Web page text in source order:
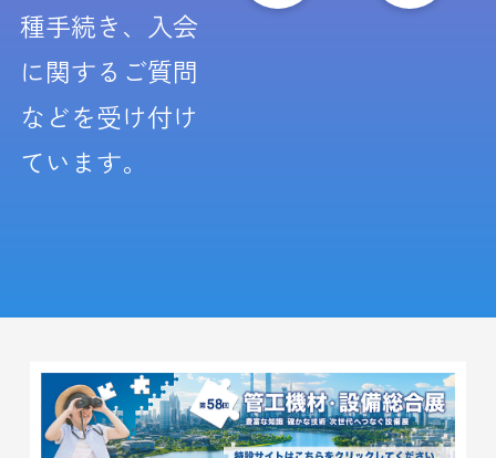
種手続き、入会
に関するご質問
などを受け付け
ています。